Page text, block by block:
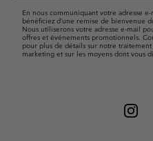
En nous communiquant votre adresse
bénéficiez d’une remise de bienvenue
Nous utiliserons votre adresse e-mail
offres et événements promotionnels.
pour plus de détails sur notre
marketing et sur les moyens dont vous